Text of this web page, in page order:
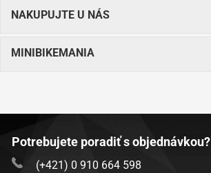
NAKUPUJTE U NÁS
MINIBIKEMANIA
Potrebujete poradiť s objednávkou?
(+421) 0 910 664 598